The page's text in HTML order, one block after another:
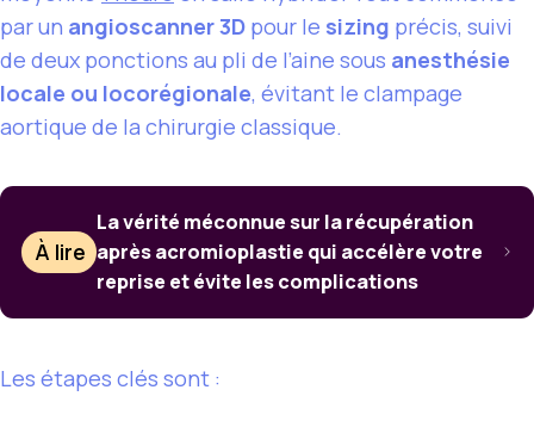
par un angioscanner 3D pour le sizing précis, suivi
de deux ponctions au pli de l’aine sous anesthésie
locale ou locorégionale, évitant le clampage
aortique de la chirurgie classique.
À lire
La vérité méconnue sur la récupération
après acromioplastie qui accélère votre
reprise et évite les complications
Les étapes clés sont :